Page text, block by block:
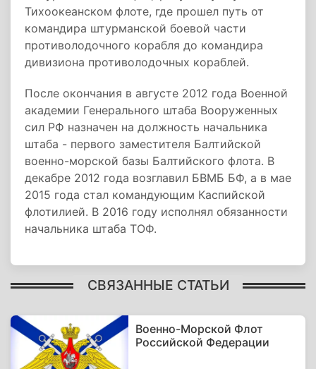
Тихоокеанском флоте, где прошел путь от
командира штурманской боевой части
противолодочного корабля до командира
дивизиона противолодочных кораблей.
После окончания в августе 2012 года Военной
академии Генерального штаба Вооруженных
сил РФ назначен на должность начальника
штаба - первого заместителя Балтийской
военно-морской базы Балтийского флота. В
декабре 2012 года возглавил БВМБ БФ, а в мае
2015 года стал командующим Каспийской
флотилией. В 2016 году исполнял обязанности
начальника штаба ТОФ.
СВЯЗАННЫЕ СТАТЬИ
Военно-Морской Флот
Российской Федерации